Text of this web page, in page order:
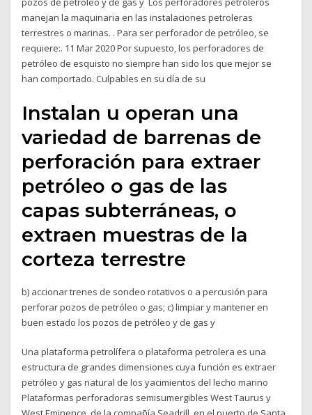
manejan la maquinaria en las instalaciones petroleras
terrestres o marinas. . Para ser perforador de petróleo, se
requiere:. 11 Mar 2020 Por supuesto, los perforadores de
petróleo de esquisto no siempre han sido los que mejor se
han comportado. Culpables en su día de su
Instalan u operan una
variedad de barrenas de
perforación para extraer
petróleo o gas de las
capas subterráneas, o
extraen muestras de la
corteza terrestre
b) accionar trenes de sondeo rotativos o a percusión para
perforar pozos de petróleo o gas; c) limpiar y mantener en
buen estado los pozos de petróleo y de gas y
Una plataforma petrolífera o plataforma petrolera es una
estructura de grandes dimensiones cuya función es extraer
petróleo y gas natural de los yacimientos del lecho marino
Plataformas perforadoras semisumergibles West Taurus y